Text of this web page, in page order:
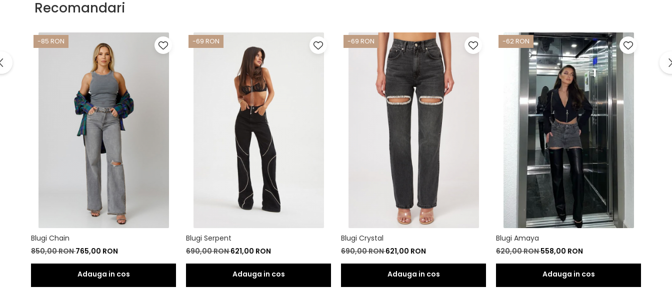
Recomandari
-85 RON
Blugi Chain
850,00 RON765,00 RON
-69 RON
Blugi Serpent
690,00 RON621,00 RON
-69 RON
Blugi Crystal
690,00 RON621,00 RON
-62 RON
Blugi Amaya
620,00 RON558,00 RON